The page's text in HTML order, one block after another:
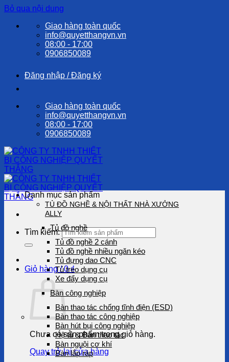
Bỏ qua nội dung
Giao hàng toàn quốc
info@quyetthangvn.vn
08:00 - 17:00
0906850089
Đăng nhập / Đăng ký
Giao hàng toàn quốc
info@quyetthangvn.vn
08:00 - 17:00
0906850089
Tìm kiếm:
Giỏ hàng /0₫
Chưa có sản phẩm trong giỏ hàng.
Quay trở lại cửa hàng
Danh mục sản phẩm
TỦ ĐỒ NGHỀ & NỘI THẤT NHÀ XƯỞNG
ALLY
Tủ đồ nghề
Tủ đồ nghề 2 cánh
Tủ đồ nghề nhiều ngăn kéo
Tủ đựng dao CNC
Tủ treo dụng cụ
Xe đẩy dụng cụ
Bàn công nghiệp
Bàn thao tác chống tĩnh điện (ESD)
Bàn thao tác công nghiệp
Bàn hút bụi công nghiệp
Hệ tủ & Bàn thao tác
Bàn nguội cơ khí
Bàn lắp ráp